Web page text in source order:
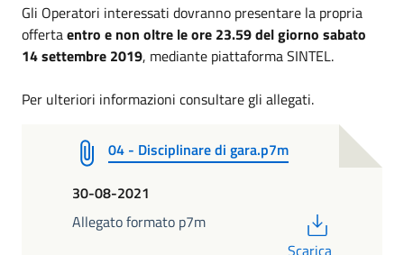
Gli Operatori interessati dovranno presentare la propria
offertaentro e non oltre le ore 23.59 del giorno sabato
14 settembre 2019, mediante piattaforma SINTEL.
Per ulteriori informazioni consultare gli allegati.
04 - Disciplinare di gara.p7m
30-08-2021
Allegato formato p7m
Scarica